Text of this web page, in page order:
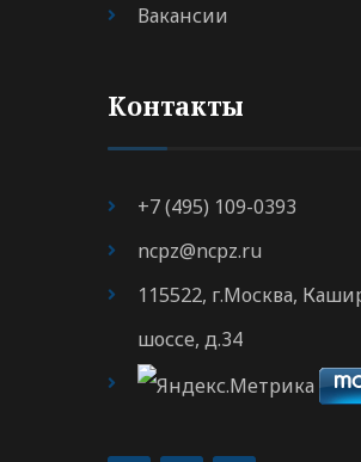
Вакансии
Контакты
+7 (495) 109-0393
ncpz@ncpz.ru
115522, г.Москва,
шоссе, д.34